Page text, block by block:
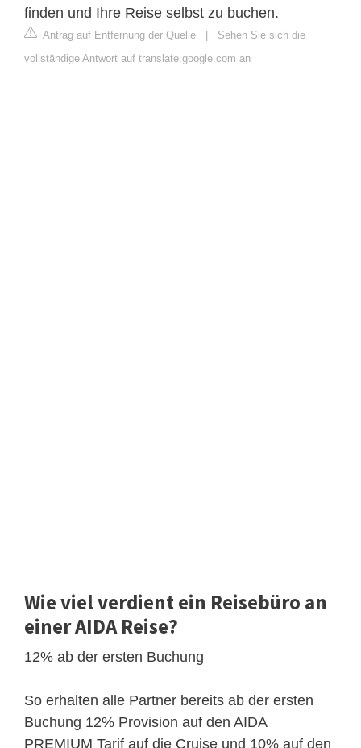
finden und Ihre Reise selbst zu buchen.
Antrag auf Entfernung der Quelle | Sehen Sie sich die
vollständige Antwort auf translate.google.com an
Wie viel verdient ein Reisebüro an
einer AIDA Reise?
12% ab der ersten Buchung
So erhalten alle Partner bereits ab der ersten
Buchung 12% Provision auf den AIDA
PREMIUM Tarif auf die Cruise und 10% auf den